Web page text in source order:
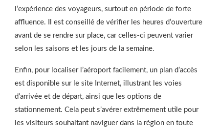
l’expérience des voyageurs, surtout en période de forte
affluence. Il est conseillé de vérifier les heures d’ouverture
avant de se rendre sur place, car celles-ci peuvent varier
selon les saisons et les jours de la semaine.
Enfin, pour localiser l’aéroport facilement, un plan d’accès
est disponible sur le site Internet, illustrant les voies
d’arrivée et de départ, ainsi que les options de
stationnement. Cela peut s’avérer extrêmement utile pour
les visiteurs souhaitant naviguer dans la région en toute